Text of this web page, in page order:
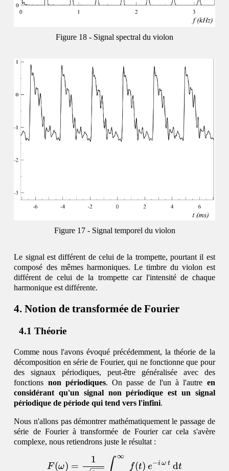
Signal temporel du violon
Signal spectral du violon
Le signal est différent de celui de la trompette, pourtant il est
composé des mêmes harmoniques. Le timbre du violon est
différent de celui de la trompette car l'intensité de chaque
harmonique est différente.
Notion de transformée de Fourier
Théorie
Comme nous l'avons évoqué précédemment, la théorie de la
décomposition en série de Fourier, qui ne fonctionne que pour
des signaux périodiques, peut-être généralisée avec des
fonctions non périodiques. On passe de l'un à l'autre en
considérant qu'un signal non périodique est un signal
périodique de période qui tend vers l'infini.
Nous n'allons pas démontrer mathématiquement le passage de
série de Fourier à transformée de Fourier car cela s'avère
complexe, nous retiendrons juste le résultat :
\begin{equation}
F (ω) =
1 ∞
f(t) e−i ω t dt